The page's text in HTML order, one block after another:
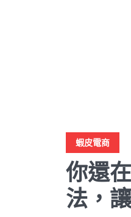
蝦皮電商
你還
法，